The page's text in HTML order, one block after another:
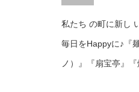
私たち の町に新し
毎日をHappyに♪『
ノ）』『扇宝亭』